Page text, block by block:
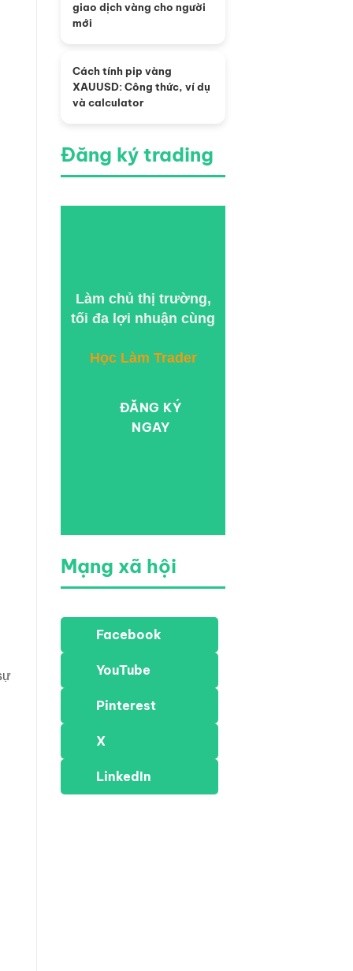
giao dịch vàng cho người
mới
Cách tính pip vàng
XAUUSD: Công thức, ví dụ
và calculator
Đăng ký trading
Làm chủ thị trường,
tối đa lợi nhuận cùng
Học Làm Trader
ĐĂNG KÝ
NGAY
Mạng xã hội
Facebook
YouTube
Pinterest
X
LinkedIn